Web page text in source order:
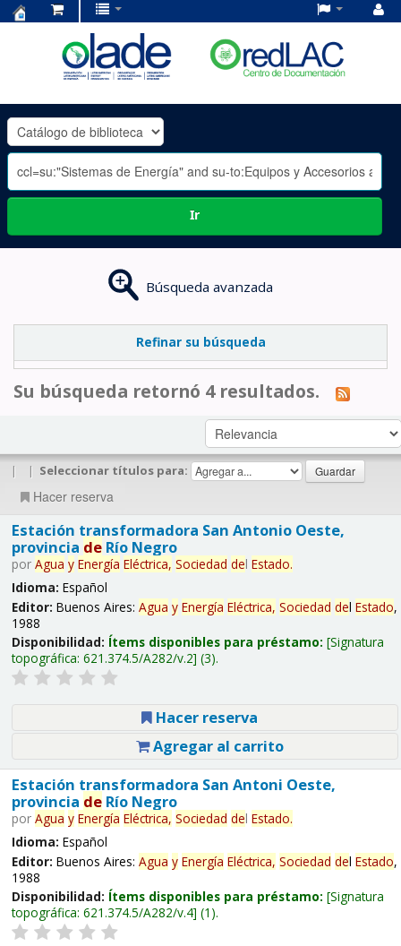
OLADE
-
Ir
Búsqueda avanzada
Refinar su búsqueda
Su búsqueda retornó 4 resultados.
| | Seleccionar títulos para:
Hacer reserva
Estación transformadora San Antonio Oeste,
provincia deRío Negro
por Agua y Energía Eléctrica, Sociedad del Estado.
Idioma: Español
Editor: Buenos Aires: Agua y Energía Eléctrica, Sociedad del Estado,
1988
Disponibilidad: Ítems disponibles para préstamo: Signatura
topográfica: 621.374.5/A282/v.2 (3).
Hacer reserva
Agregar al carrito
Estación transformadora San Antoni Oeste,
provincia deRío Negro
por Agua y Energía Eléctrica, Sociedad del Estado.
Idioma: Español
Editor: Buenos Aires: Agua y Energía Eléctrica, Sociedad del Estado,
1988
Disponibilidad: Ítems disponibles para préstamo: Signatura
topográfica: 621.374.5/A282/v.4 (1).